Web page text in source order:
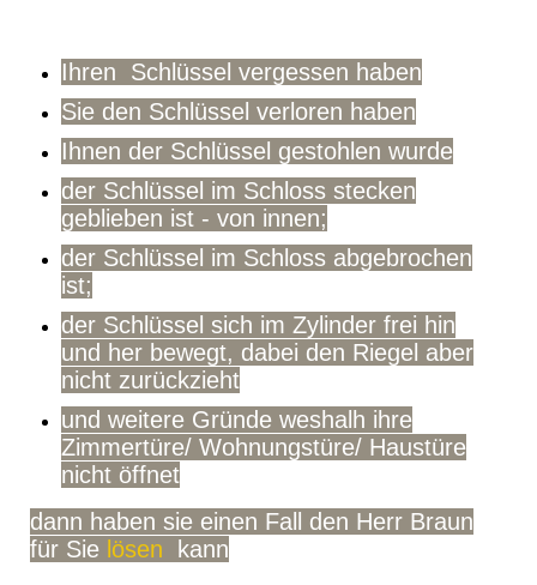
Ihren Schlüssel vergessen haben
Sie den Schlüssel verloren haben
Ihnen der Schlüssel gestohlen wurde
der Schlüssel im Schloss stecken
geblieben ist - von innen;
der Schlüssel im Schloss abgebrochen
ist;
der Schlüssel sich im Zylinder frei hin
und her bewegt, dabei den Riegel aber
nicht zurückzieht
und weitere Gründe weshalh ihre
Zimmertüre/ Wohnungstüre/ Haustüre
nicht öffnet
dann haben sie einen Fall den Herr Braun
für Sie lösen kann